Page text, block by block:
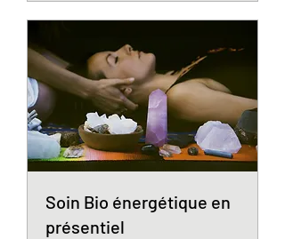
Soin Bio énergétique en
présentiel